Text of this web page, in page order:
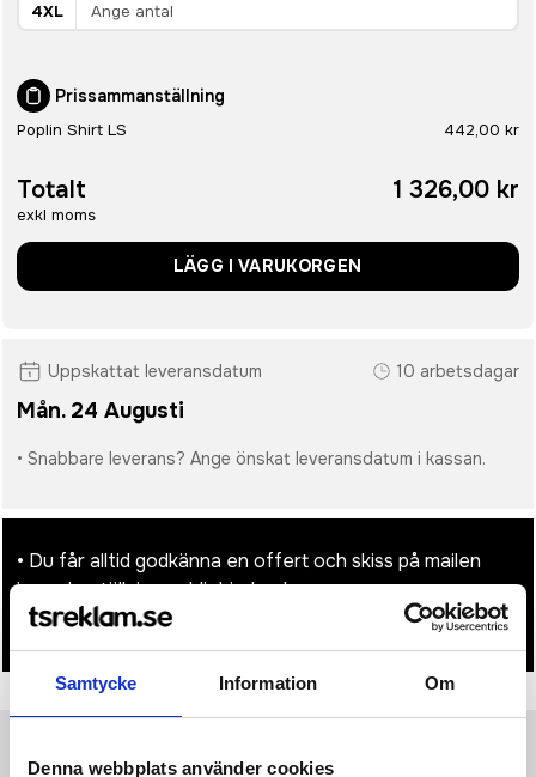
Samtycke Information Om
Denna webbplats använder cookies
4XL
Prissammanställning
Poplin Shirt LS 442,00 kr
Totalt
exkl moms
1 326,00 kr
LÄGG I VARUKORGEN
Uppskattat leveransdatum 10 arbetsdagar
Mån. 24 Augusti
• Snabbare leverans? Ange önskat leveransdatum i kassan.
• Du får alltid godkänna en offert och skiss på mailen
innan beställningen blir bindande.
• Tryckfil/er logo laddas upp i kassan.
ProduktinformationSpecifikationerPristabell